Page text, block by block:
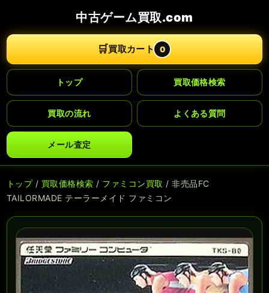
中古ゲーム買取.com
🛒買取カート 0
トップ 買取価格検索
買取の流れ よくある質問
メール査定
トップ/ 買取価格検索 / ファミコン買取 / 非売品FC
TAILORMADE テーラーメイド ファミコン